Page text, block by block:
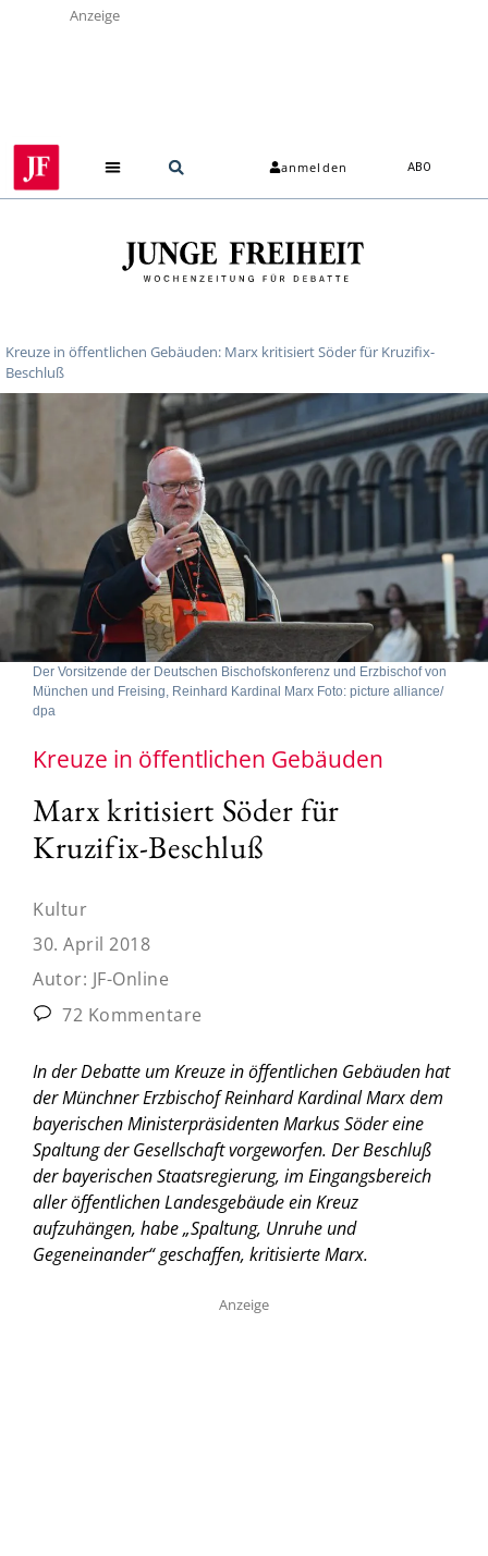
Anzeige
anmelden ABO
Kreuze in öffentlichen Gebäuden: Marx kritisiert Söder für Kruzifix-
Beschluß
Der Vorsitzende der Deutschen Bischofskonferenz und Erzbischof von
München und Freising, Reinhard Kardinal Marx Foto: picture alliance/
dpa
Kreuze in öffentlichen Gebäuden
Marx kritisiert Söder für
Kruzifix-Beschluß
Kultur
30. April 2018
Autor: JF-Online
72 Kommentare
In der Debatte um Kreuze in öffentlichen Gebäuden hat
der Münchner Erzbischof Reinhard Kardinal Marx dem
bayerischen Ministerpräsidenten Markus Söder eine
Spaltung der Gesellschaft vorgeworfen. Der Beschluß
der bayerischen Staatsregierung, im Eingangsbereich
aller öffentlichen Landesgebäude ein Kreuz
aufzuhängen, habe „Spaltung, Unruhe und
Gegeneinander“ geschaffen, kritisierte Marx.
Anzeige